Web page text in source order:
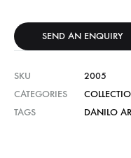
SEND AN ENQUIRY
SKU
2005
CATEGORIES
TAGS
DANILO